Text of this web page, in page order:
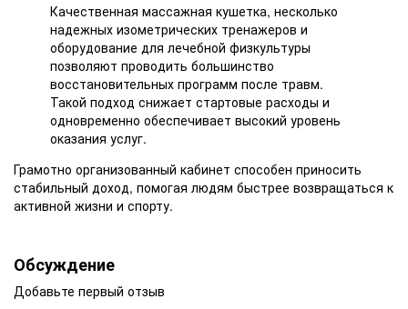
Качественная массажная кушетка, несколько
надежных изометрических тренажеров и
оборудование для лечебной физкультуры
позволяют проводить большинство
восстановительных программ после травм.
Такой подход снижает стартовые расходы и
одновременно обеспечивает высокий уровень
оказания услуг.
Грамотно организованный кабинет способен приносить
стабильный доход, помогая людям быстрее возвращаться к
активной жизни и спорту.
Обсуждение
Добавьте первый отзыв